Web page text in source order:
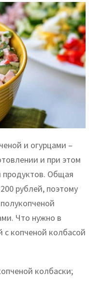
и огурцами –
и при этом
продуктов. Общая
рублей, поэтому
Что нужно в
копченой колбасой
колбаски;